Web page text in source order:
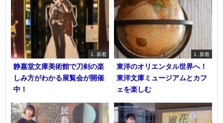
1. 新着
静嘉堂文庫美術館で刀剣の楽
しみ方がわかる展覧会が開催
中！
1. 新着
東洋のオリエンタル世界へ！
東洋文庫ミュージアムとカフ
ェを楽しむ